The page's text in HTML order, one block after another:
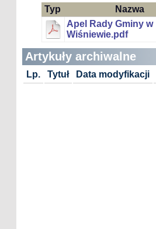
Typ Nazwa
Apel Rady Gminy w
Wiśniewie.pdf
Artykuły archiwalne
Lp. Tytuł Data modyfikacji